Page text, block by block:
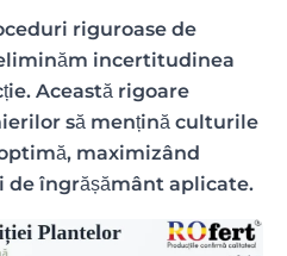
riguroase de
incertitudinea
Această rigoare
să mențină culturile
maximizând
de îngrășământ aplicate.